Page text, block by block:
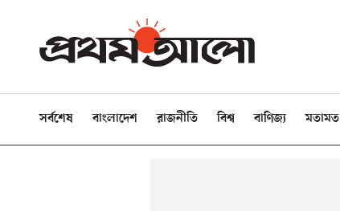
সর্বশেষ বাংলাদেশ রাজনীতি বিশ্ব বাণিজ্য মতামত